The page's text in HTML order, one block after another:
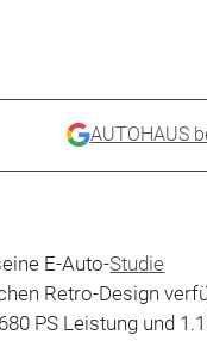
AUTOHAUS
E-Auto-Studie
Retro-Design
PS Leistung und